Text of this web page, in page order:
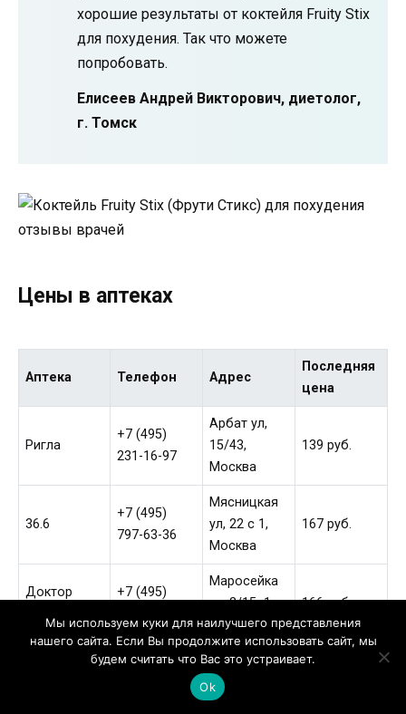
хорошие результаты от коктейля Fruity Stix
для похудения. Так что можете
попробовать.
Елисеев Андрей Викторович, диетолог,
г. Томск
Цены в аптеках
Аптека Телефон Адрес
Последняя
цена
Ригла
+7 (495)
231-16-97
Арбат ул,
15/43,
Москва
139 руб.
36.6
+7 (495)
797-63-36
Мясницкая
ул, 22 с 1,
Москва
167 руб.
Доктор
+7 (495)
Маросейка
ул, 2/15с1,
Москва
166 руб.
Театральны
й пр-д, 5 c 1,
Москва
Мы используем куки для наилучшего представления
нашего сайта. Если Вы продолжите использовать сайт, мы
будем считать что Вас это устраивает.
Ok